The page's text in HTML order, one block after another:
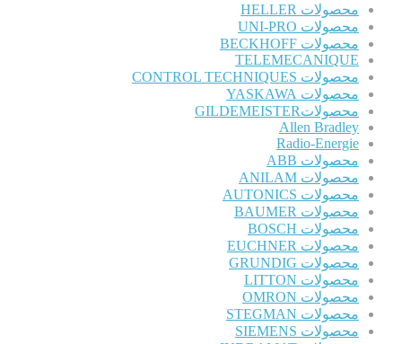
محصولات HELLER
محصولات UNI-PRO
محصولات BECKHOFF
TELEMECANIQUE
محصولات CONTROL TECHNIQUES
محصولات YASKAWA
محصولاتGILDEMEISTER
Allen Bradley
Radio-Energie
محصولات ABB
محصولات ANILAM
محصولات AUTONICS
محصولات BAUMER
محصولات BOSCH
محصولات EUCHNER
محصولات GRUNDIG
محصولات LITTON
محصولات OMRON
محصولات STEGMAN
محصولات SIEMENS